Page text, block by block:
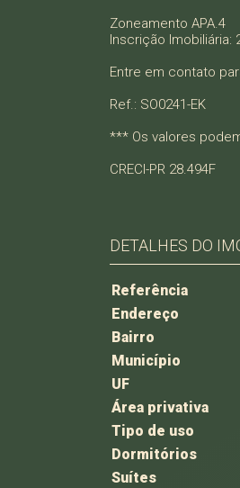
Zoneamento APA.4
Inscrição Imobiliária:
Entre em contato
Ref.: SO0241-EK
*** Os valores
CRECI-PR 28.494F
DETALHES DO
Referência
Endereço
Bairro
Município
UF
Área privativa
Tipo de uso
Dormitórios
Suítes